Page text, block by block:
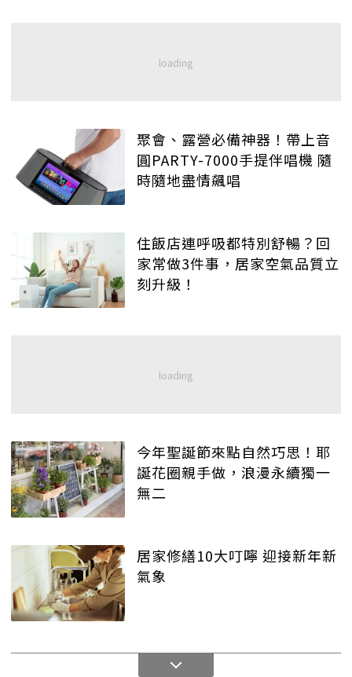
聚會、露營必備神器！帶上音
圓PARTY-7000手提伴唱機 隨
時隨地盡情飆唱
住飯店連呼吸都特別舒暢？回
家常做3件事，居家空氣品質立
刻升級！
今年聖誕節來點自然巧思！耶
誕花圈親手做，浪漫永續獨一
無二
居家修繕10大叮嚀 迎接新年新
氣象